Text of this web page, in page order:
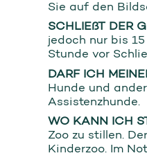
Sie auf den
SCHLIEßT DER
jedoch nur bis
Stunde vor
DARF ICH
Hunde und
Assistenzhunde.
WO KANN ICH
Zoo zu stillen.
Kinderzoo. Im